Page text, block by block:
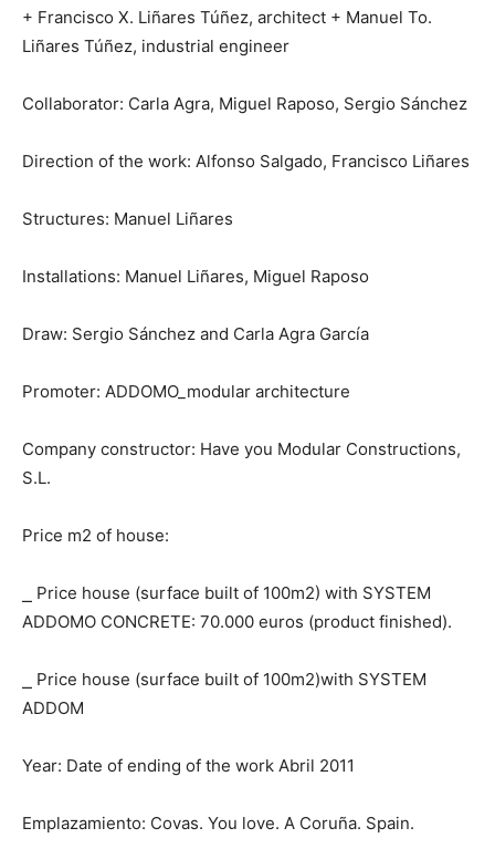
+ Francisco X. Liñares Túñez, architect + Manuel To.
Liñares Túñez, industrial engineer
Collaborator: Carla Agra, Miguel Raposo, Sergio Sánchez
Direction of the work: Alfonso Salgado, Francisco Liñares
Structures: Manuel Liñares
Installations: Manuel Liñares, Miguel Raposo
Draw: Sergio Sánchez and Carla Agra García
Promoter: ADDOMO_modular architecture
Company constructor: Have you Modular Constructions,
S.L.
Price m2 of house:
⎯ Price house (surface built of 100m2) with SYSTEM
ADDOMO CONCRETE: 70.000 euros (product finished).
⎯ Price house (surface built of 100m2)with SYSTEM
ADDOM
Year: Date of ending of the work Abril 2011
Emplazamiento: Covas. You love. A Coruña. Spain.